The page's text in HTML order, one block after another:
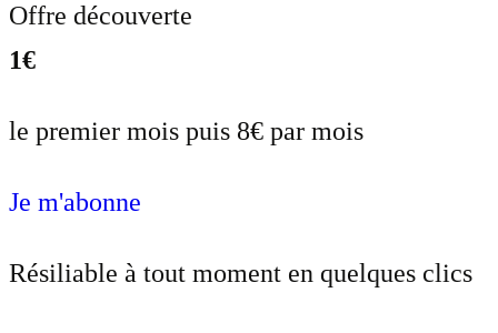
Offre découverte
1€
le premier mois puis 8€ par mois
Je m'abonne
Résiliable à tout moment en quelques clics